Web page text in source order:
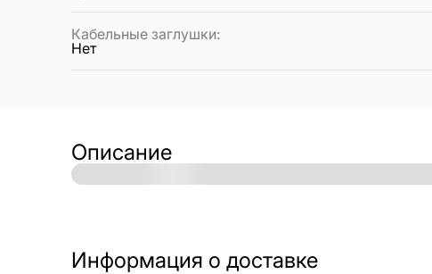
Кабельные заглушки:
Нет
Описание
Информация о доставке